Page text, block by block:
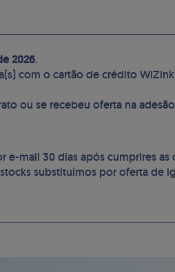
2026.
com o cartão de crédito
ou se recebeu oferta na
e-mail 30 dias após cumprires
substituímos por oferta de